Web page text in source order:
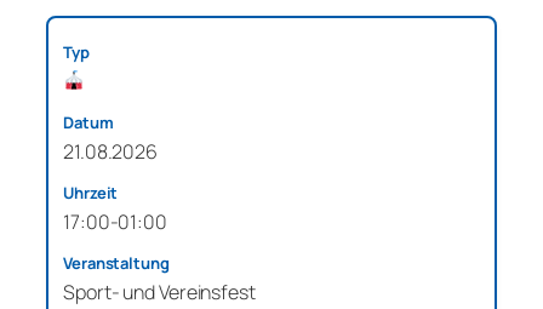
21.08.2026
17:00-01:00
Sport- und Vereinsfest